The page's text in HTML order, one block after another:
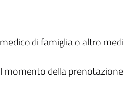
di famiglia o altro
della